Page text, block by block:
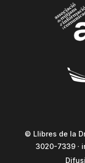
© Llibres de la
3020-7339 ·